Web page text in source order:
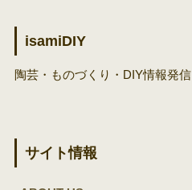
isamiDIY
陶芸・ものづくり・DIY情報発信
サイト情報